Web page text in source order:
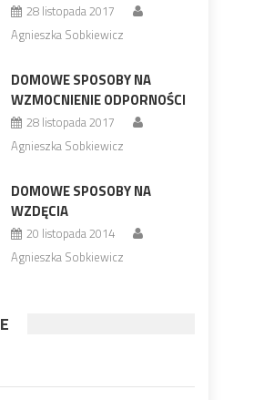
28 listopada 2017
Agnieszka Sobkiewicz
DOMOWE SPOSOBY NA
WZMOCNIENIE ODPORNOŚCI
28 listopada 2017
Agnieszka Sobkiewicz
DOMOWE SPOSOBY NA
WZDĘCIA
20 listopada 2014
Agnieszka Sobkiewicz